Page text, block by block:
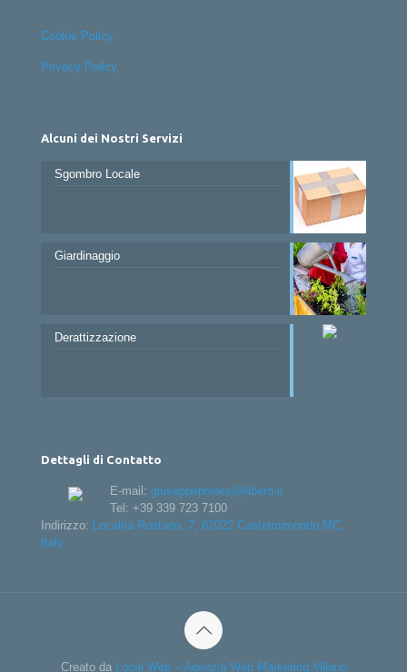
Cookie Policy
Privacy Poilcy
Alcuni dei Nostri Servizi
Sgombro Locale
Giardinaggio
Derattizzazione
Dettagli di Contatto
E-mail: giuseppeprearsi@libero.it
Tel: +39 339 723 7100
Indirizzo: Località Rustano, 7, 62022 Castelraimondo MC,
Italy
Creato da Local Web – Agenzia Web Marketing Milano